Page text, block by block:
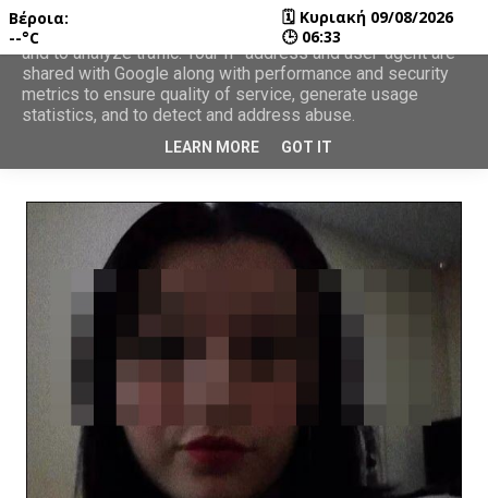
Βέροια:
--°C
🗓 Κυριακή 09/08/2026
🕒 06:33
This site uses cookies from Google to deliver its services
and to analyze traffic. Your IP address and user-agent are
shared with Google along with performance and security
metrics to ensure quality of service, generate usage
statistics, and to detect and address abuse.
LEARN MORE GOT IT